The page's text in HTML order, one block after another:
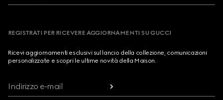
REGISTRATI PER RICEVERE AGGIORNAMENTI SU GUCCI
Ricevi aggiornamenti esclusivi sul lancio della collezione, comunicazioni
personalizzate e scopri le ultime novità della Maison.
Indirizzo e-mail